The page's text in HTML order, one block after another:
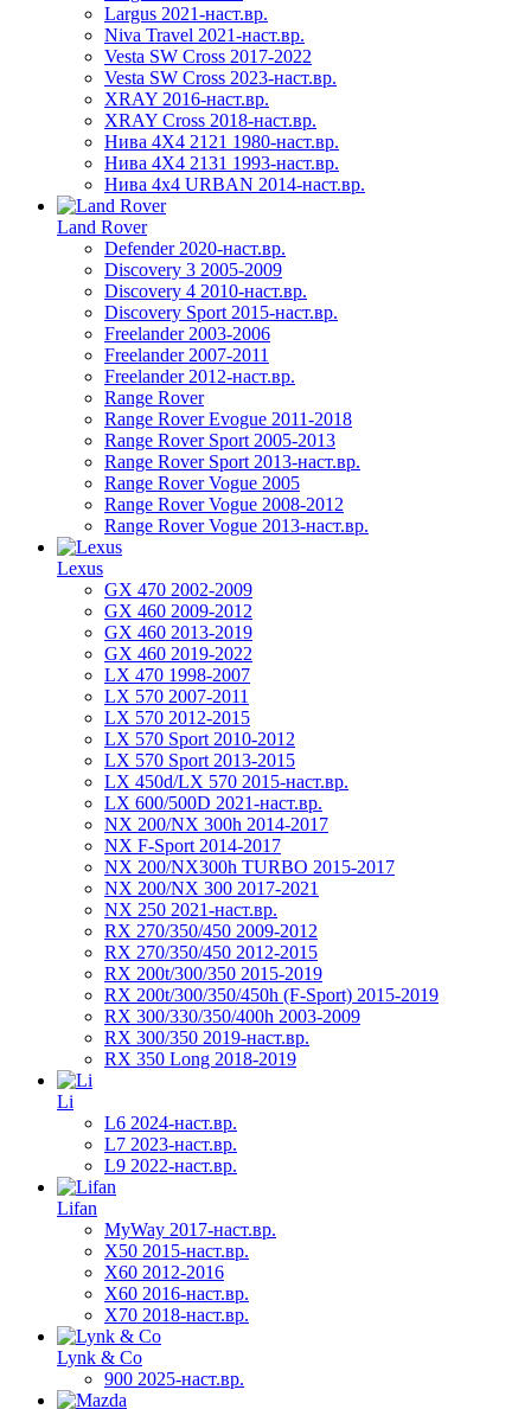
Largus 2021-наст.вр.
Niva Travel 2021-наст.вр.
Vesta SW Cross 2017-2022
Vesta SW Cross 2023-наст.вр.
XRAY 2016-наст.вр.
XRAY Cross 2018-наст.вр.
Нива 4X4 2121 1980-наст.вр.
Нива 4X4 2131 1993-наст.вр.
Нива 4х4 URBAN 2014-наст.вр.
Land Rover
Defender 2020-наст.вр.
Discovery 3 2005-2009
Discovery 4 2010-наст.вр.
Discovery Sport 2015-наст.вр.
Freelander 2003-2006
Freelander 2007-2011
Freelander 2012-наст.вр.
Range Rover
Range Rover Evogue 2011-2018
Range Rover Sport 2005-2013
Range Rover Sport 2013-наст.вр.
Range Rover Vogue 2005
Range Rover Vogue 2008-2012
Range Rover Vogue 2013-наст.вр.
Lexus
GX 470 2002-2009
GX 460 2009-2012
GX 460 2013-2019
GX 460 2019-2022
LX 470 1998-2007
LX 570 2007-2011
LX 570 2012-2015
LX 570 Sport 2010-2012
LX 570 Sport 2013-2015
LX 450d/LX 570 2015-наст.вр.
LX 600/500D 2021-наст.вр.
NX 200/NX 300h 2014-2017
NX F-Sport 2014-2017
NX 200/NX300h TURBO 2015-2017
NX 200/NX 300 2017-2021
NX 250 2021-наст.вр.
RX 270/350/450 2009-2012
RX 270/350/450 2012-2015
RX 200t/300/350 2015-2019
RX 200t/300/350/450h (F-Sport) 2015-2019
RX 300/330/350/400h 2003-2009
RX 300/350 2019-наст.вр.
RX 350 Long 2018-2019
Li
L6 2024-наст.вр.
L7 2023-наст.вр.
L9 2022-наст.вр.
Lifan
MyWay 2017-наст.вр.
X50 2015-наст.вр.
X60 2012-2016
X60 2016-наст.вр.
X70 2018-наст.вр.
Lynk & Co
900 2025-наст.вр.